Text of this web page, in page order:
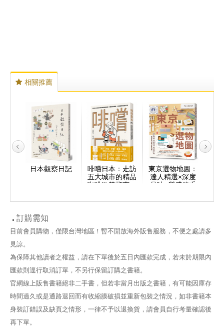
相關推薦
日本觀察日記
啡嚐日本：走訪
五大城市的精品
咖啡散策指南，
空間選物的漫旅
東京選物地圖：
達人精選×深度
品味×質感伴手
買必吃情報！
訂購需知
目前會員購物，僅限台灣地區！暫不開放海外販售服務，不便之處請多
見諒。
為保障其他讀者之權益，請在下單後於五日內匯款完成，若未於期限內
匯款則逕行取消訂單，不另行保留訂購之書籍。
官網線上販售書籍絕非二手書，但若非當月出版之書籍，有可能因庫存
時間過久或是通路退回而有收縮膜破損並重新包裝之情況，如非書籍本
身裝訂錯誤及缺頁之情形，一律不予以退換貨，請會員自行考量確認後
再下單。